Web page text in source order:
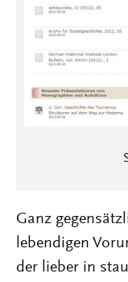
Ganz
lebendigen
der lieber in